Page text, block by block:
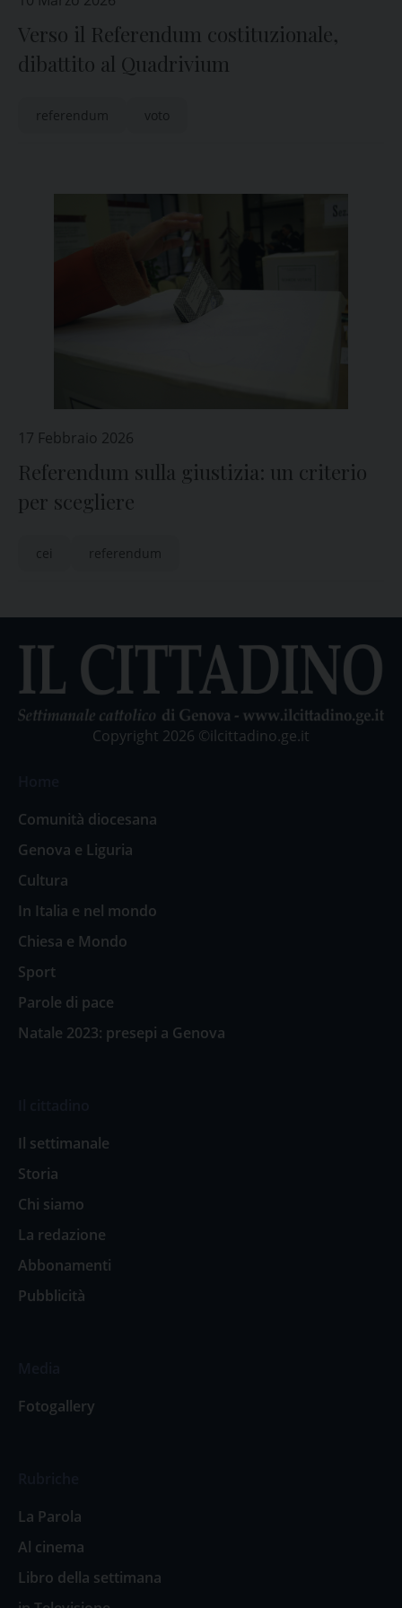
Verso il Referendum costituzionale,
dibattito al Quadrivium
referendum voto
17 Febbraio 2026
Referendum sulla giustizia: un criterio
per scegliere
cei referendum
Copyright 2026 ©ilcittadino.ge.it
Comunità diocesana
Genova e Liguria
Cultura
In Italia e nel mondo
Chiesa e Mondo
Sport
Parole di pace
Natale 2023: presepi a Genova
Il settimanale
Storia
Chi siamo
La redazione
Abbonamenti
Pubblicità
Fotogallery
La Parola
Al cinema
Libro della settimana